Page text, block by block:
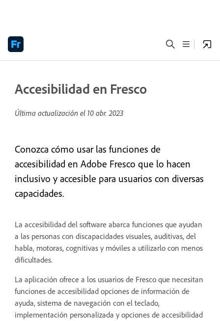
Accesibilidad en Fresco
Última actualización el 10 abr. 2023
Conozca cómo usar las funciones de
accesibilidad en Adobe Fresco que lo hacen
inclusivo y accesible para usuarios con diversas
capacidades.
La accesibilidad del software abarca funciones que ayudan
a las personas con discapacidades visuales, auditivas, del
habla, motoras, cognitivas y móviles a utilizarlo con menos
dificultades.
La aplicación ofrece a los usuarios de Fresco que necesitan
funciones de accesibilidad opciones de información de
ayuda, sistema de navegación con el teclado,
implementación personalizada y opciones de accesibilidad